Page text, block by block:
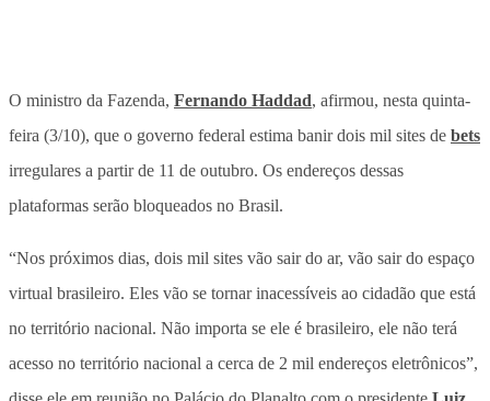
O ministro da Fazenda, Fernando Haddad, afirmou, nesta quinta-
feira (3/10), que o governo federal estima banir dois mil sites de bets
irregulares a partir de 11 de outubro. Os endereços dessas
plataformas serão bloqueados no Brasil.
“Nos próximos dias, dois mil sites vão sair do ar, vão sair do espaço
virtual brasileiro. Eles vão se tornar inacessíveis ao cidadão que está
no território nacional. Não importa se ele é brasileiro, ele não terá
acesso no território nacional a cerca de 2 mil endereços eletrônicos”,